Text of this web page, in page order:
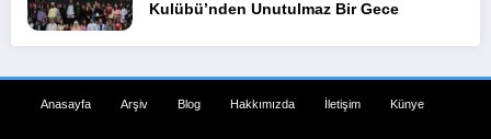
Kulübü’nden Unutulmaz Bir Gece
Anasayfa Arşiv Blog Hakkımızda İletişim Künye